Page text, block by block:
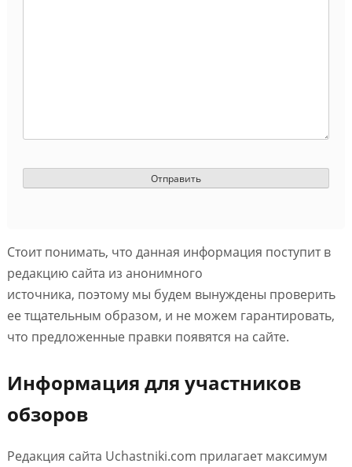
Стоит понимать, что данная информация поступит в
редакцию сайта из анонимного
источника, поэтому мы будем вынуждены проверить
ее тщательным образом, и не можем гарантировать,
что предложенные правки появятся на сайте.
Информация для участников
обзоров
Редакция сайта Uchastniki.com прилагает максимум